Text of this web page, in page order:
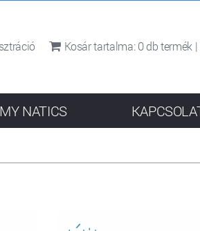
Kosár tartalma:0db termék |
MY NATICS